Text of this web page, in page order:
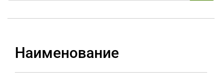
Наименование